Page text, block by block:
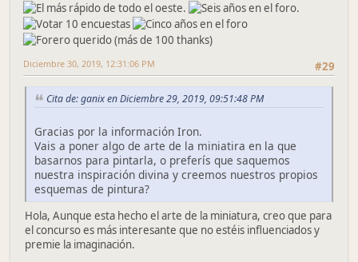
#29
Diciembre 30, 2019, 12:31:06 PM
Cita de: ganix en Diciembre 29, 2019, 09:51:48 PM
Gracias por la información Iron.
Vais a poner algo de arte de la miniatira en la que
basarnos para pintarla, o preferís que saquemos
nuestra inspiración divina y creemos nuestros propios
esquemas de pintura?
Hola, Aunque esta hecho el arte de la miniatura, creo que para
el concurso es más interesante que no estéis influenciados y
premie la imaginación.